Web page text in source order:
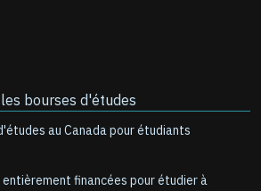
bourses d'études
au Canada pour étudiants
financées pour étudier à